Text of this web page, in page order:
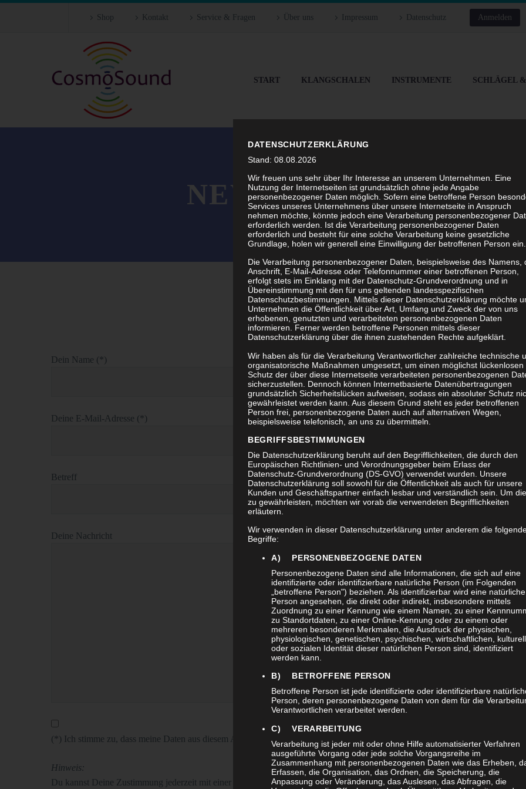
Shop Kontakt Service & Fragen Über uns Impressum Datenschutz Anmelden
START KLANGSCHALEN INSTRUMENTE SCHLÄGEL
NEWSLETTER
Home Newsletter abonieren
Dein Name (*)
Deine E-Mail-Adresse (*)
Betreff
Deine Nachricht
(*) Ich stimme zu, dass meine Daten aus diesem Anmeldeformular zwecks meiner Anfrage erhoben und gespeichert werden
Hinweis:
Du kannst Deine Zustimmung jederzeit mit einer kurzen formlosen E-Mail aninfo@cosmosoud.dewiderrufen.
DATENSCHUTZERKLÄRUNG
Stand: 08.08.2026
Wir freuen uns sehr über Ihr Interesse an unserem Unternehmen. Eine
Nutzung der Internetseiten ist grundsätzlich ohne jede Angabe
personenbezogener Daten möglich. Sofern eine betroffene Person
Services unseres Unternehmens über unsere Internetseite in Anspruch
nehmen möchte, könnte jedoch eine Verarbeitung personenbezogener
erforderlich werden. Ist die Verarbeitung personenbezogener Daten
erforderlich und besteht für eine solche Verarbeitung keine gesetzliche
Grundlage, holen wir generell eine Einwilligung der betroffenen Person ein.
Die Verarbeitung personenbezogener Daten, beispielsweise des Namens,
Anschrift, E-Mail-Adresse oder Telefonnummer einer betroffenen Person,
erfolgt stets im Einklang mit der Datenschutz-Grundverordnung und in
Übereinstimmung mit den für uns geltenden landesspezifischen
Datenschutzbestimmungen. Mittels dieser Datenschutzerklärung möchte
Unternehmen die Öffentlichkeit über Art, Umfang und Zweck der von uns
erhobenen, genutzten und verarbeiteten personenbezogenen Daten
informieren. Ferner werden betroffene Personen mittels dieser
Datenschutzerklärung über die ihnen zustehenden Rechte aufgeklärt.
Wir haben als für die Verarbeitung Verantwortlicher zahlreiche technische
organisatorische Maßnahmen umgesetzt, um einen möglichst lückenlosen
Schutz der über diese Internetseite verarbeiteten personenbezogenen
sicherzustellen. Dennoch können Internetbasierte Datenübertragungen
grundsätzlich Sicherheitslücken aufweisen, sodass ein absoluter Schutz
gewährleistet werden kann. Aus diesem Grund steht es jeder betroffenen
Person frei, personenbezogene Daten auch auf alternativen Wegen,
beispielsweise telefonisch, an uns zu übermitteln.
BEGRIFFSBESTIMMUNGEN
Die Datenschutzerklärung beruht auf den Begrifflichkeiten, die durch den
Europäischen Richtlinien- und Verordnungsgeber beim Erlass der
Datenschutz-Grundverordnung (DS-GVO) verwendet wurden. Unsere
Datenschutzerklärung soll sowohl für die Öffentlichkeit als auch für unsere
Kunden und Geschäftspartner einfach lesbar und verständlich sein. Um
zu gewährleisten, möchten wir vorab die verwendeten Begrifflichkeiten
erläutern.
Wir verwenden in dieser Datenschutzerklärung unter anderem die
Begriffe:
A) PERSONENBEZOGENE DATEN
Personenbezogene Daten sind alle Informationen, die sich auf eine
identifizierte oder identifizierbare natürliche Person (im Folgenden
„betroffene Person") beziehen. Als identifizierbar wird eine natürliche
Person angesehen, die direkt oder indirekt, insbesondere mittels
Zuordnung zu einer Kennung wie einem Namen, zu einer
zu Standortdaten, zu einer Online-Kennung oder zu einem oder
mehreren besonderen Merkmalen, die Ausdruck der physischen,
physiologischen, genetischen, psychischen, wirtschaftlichen,
oder sozialen Identität dieser natürlichen Person sind, identifiziert
werden kann.
B) BETROFFENE PERSON
Betroffene Person ist jede identifizierte oder identifizierbare
Person, deren personenbezogene Daten von dem für die
Verantwortlichen verarbeitet werden.
C) VERARBEITUNG
Verarbeitung ist jeder mit oder ohne Hilfe automatisierter Verfahren
ausgeführte Vorgang oder jede solche Vorgangsreihe im
Zusammenhang mit personenbezogenen Daten wie das Erheben,
Erfassen, die Organisation, das Ordnen, die Speicherung, die
Anpassung oder Veränderung, das Auslesen, das Abfragen, die